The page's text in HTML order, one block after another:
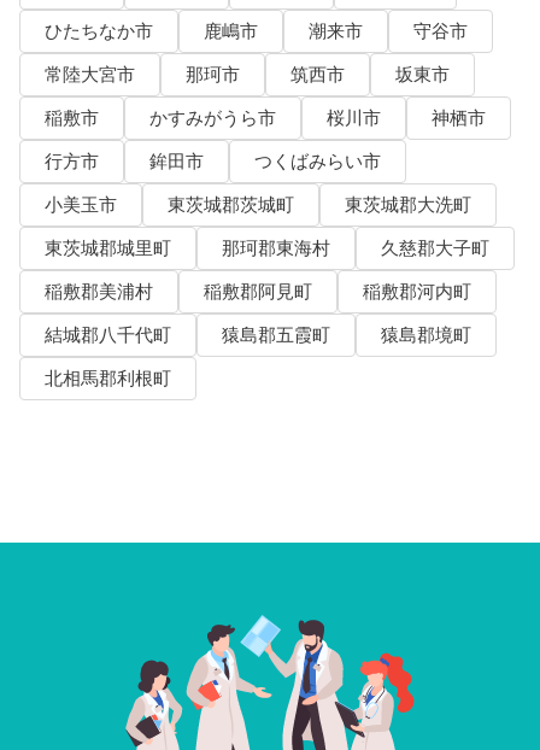
ひたちなか市
鹿嶋市 潮来市
守谷市
常陸大宮市
那珂市 筑西市
坂東市
稲敷市
かすみがうら市 桜川市
神栖市
行方市
鉾田市
つくばみらい市
小美玉市
東茨城郡茨城町
東茨城郡大洗町
東茨城郡城里町
那珂郡東海村
久慈郡大子町
稲敷郡美浦村
稲敷郡阿見町
稲敷郡河内町
結城郡八千代町
猿島郡五霞町
猿島郡境町
北相馬郡利根町